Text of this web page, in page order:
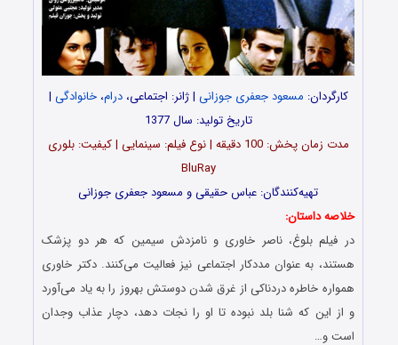
کارگردان: مسعود جعفری جوزانی | ژانر: اجتماعی،درام،خانوادگی |
تاریخ تولید: سال 1377
مدت‌‌ زمان پخش: 100 دقیقه | نوع فیلم: سینمایی | کیفیت: بلوری
BluRay
تهیه‎‌کنندگان: عباس حقیقی و مسعود جعفری جوزانی
خلاصه داستان:
در فیلم بلوغ، ناصر خاوری و نامزدش سیمین که هر دو پزشک
هستند، به عنوان مددکار اجتماعی نیز فعالیت می‌کنند. دکتر خاوری
همواره خاطره دردناکی از غرق شدن دوستش بهروز را به یاد می‌آورد
و از این که شنا بلد نبوده تا او را نجات دهد، دچار عذاب وجدان
است و…